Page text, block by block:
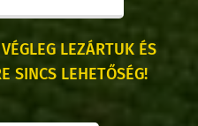
LEZÁRTUK ÉS
SINCS LEHETŐSÉG!